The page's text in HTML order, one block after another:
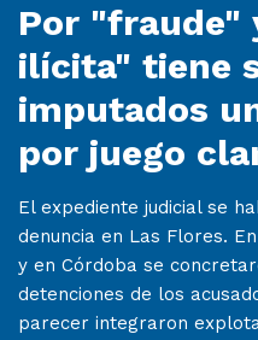
Por "fraude"
ilícita" tiene
imputados
por juego
El expediente judicial se
denuncia en Las Flores.
y en Córdoba se
detenciones de los
parecer integraron